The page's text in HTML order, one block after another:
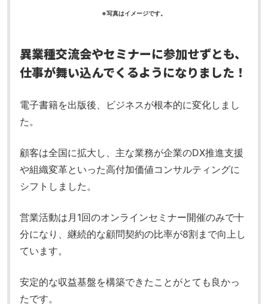
※写真はイメージです。
異業種交流会やセミナーに参加せずとも、
仕事が舞い込んでくるようになりました！
電子書籍を出版後、ビジネスが根本的に変化しまし
た。
顧客は全国に拡大し、主な業務が企業のDX推進支援
や組織変革といった高付加価値コンサルティングに
シフトしました。
営業活動は月1回のオンラインセミナー開催のみで十
分になり、継続的な顧問契約の比率が8割まで向上し
ています。
安定的な収益基盤を構築できたことがとても良かっ
たです。